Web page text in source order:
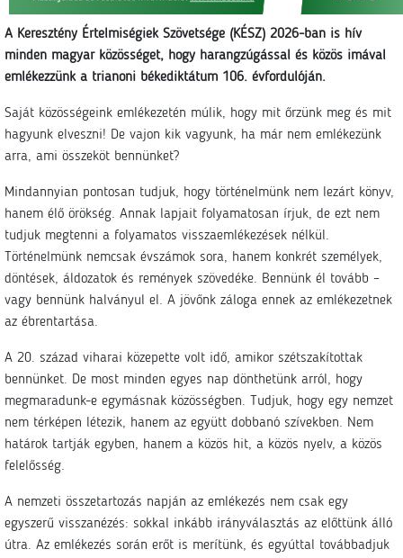
A Keresztény Értelmiségiek Szövetsége (KÉSZ) 2026-ban is hív
minden magyar közösséget, hogy harangzúgással és közös imával
emlékezzünk a trianoni békediktátum 106. évfordulóján.
Saját közösségeink emlékezetén múlik, hogy mit őrzünk meg és mit
hagyunk elveszni! De vajon kik vagyunk, ha már nem emlékezünk
arra, ami összeköt bennünket?
Mindannyian pontosan tudjuk, hogy történelmünk nem lezárt könyv,
hanem élő örökség. Annak lapjait folyamatosan írjuk, de ezt nem
tudjuk megtenni a folyamatos visszaemlékezések nélkül.
Történelmünk nemcsak évszámok sora, hanem konkrét személyek,
döntések, áldozatok és remények szövedéke. Bennünk él tovább –
vagy bennünk halványul el. A jövőnk záloga ennek az emlékezetnek
az ébrentartása.
A 20. század viharai közepette volt idő, amikor szétszakítottak
bennünket. De most minden egyes nap dönthetünk arról, hogy
megmaradunk-e egymásnak közösségben. Tudjuk, hogy egy nemzet
nem térképen létezik, hanem az együtt dobbanó szívekben. Nem
határok tartják egyben, hanem a közös hit, a közös nyelv, a közös
felelősség.
A nemzeti összetartozás napján az emlékezés nem csak egy
egyszerű visszanézés: sokkal inkább irányválasztás az előttünk álló
útra. Az emlékezés során erőt is merítünk, és egyúttal továbbadjuk